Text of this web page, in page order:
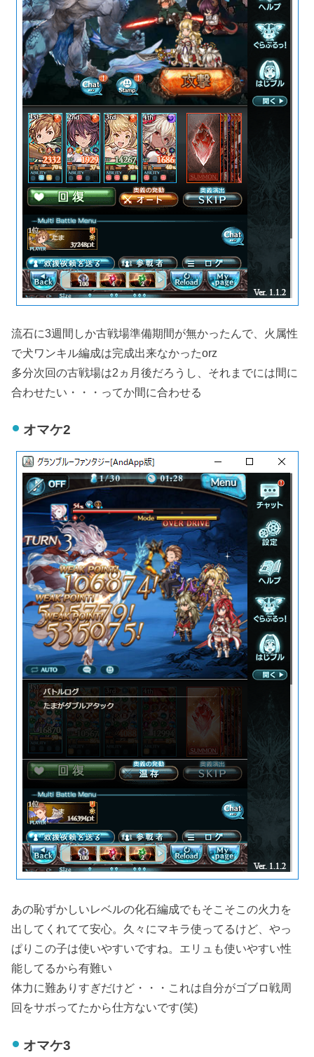
流石に3週間しか古戦場準備期間が無かったんで、火属性
で犬ワンキル編成は完成出来なかったorz
多分次回の古戦場は2ヵ月後だろうし、それまでには間に
合わせたい・・・ってか間に合わせる
オマケ2
あの恥ずかしいレベルの化石編成でもそこそこの火力を
出してくれてて安心。久々にマキラ使ってるけど、やっ
ぱりこの子は使いやすいですね。エリュも使いやすい性
能してるから有難い
体力に難ありすぎだけど・・・これは自分がゴブロ戦周
回をサボってたから仕方ないです(笑)
オマケ3